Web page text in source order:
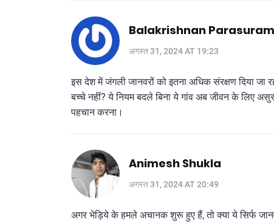
Balakrishnan
अगस्त 31, 2024 AT 19:23
इस देश में जंगली जानवरों को इतना अधिक संरक्षण दिया जा
बच्चे नहीं? ये नियम बदले बिना ये गांव अब जीवन के लिए
पहचान करना।
Animesh Shukla
अगस्त 31, 2024 AT 20:49
अगर भेड़िये के हमले अचानक शुरू हुए हैं, तो क्या ये सिर्फ